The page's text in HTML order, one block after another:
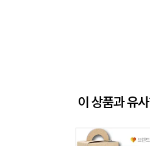
이 상품과 유